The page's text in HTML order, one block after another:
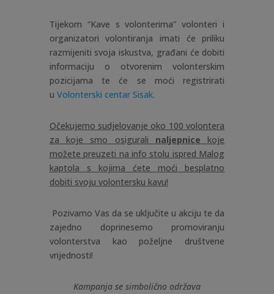
Tijekom “Kave s volonterima” volonteri i
organizatori volontiranja imati će priliku
razmijeniti svoja iskustva, građani će dobiti
informaciju o otvorenim volonterskim
pozicijama te će se moći registrirati
u Volonterski centar Sisak.
Očekujemo sudjelovanje oko 100 volontera
za koje smo osigurali naljepnice koje
možete preuzeti na info stolu ispred Malog
kaptola s kojima ćete moći besplatno
dobiti svoju volontersku kavu!
Pozivamo Vas da se uključite u akciju te da
zajedno doprinesemo promoviranju
volonterstva kao poželjne društvene
vrijednosti!
Kampanja se simbolično održava